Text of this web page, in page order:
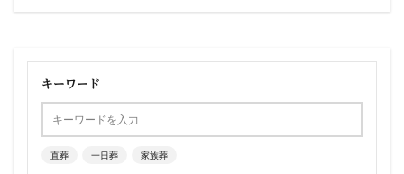
キーワード
直葬 一日葬 家族葬